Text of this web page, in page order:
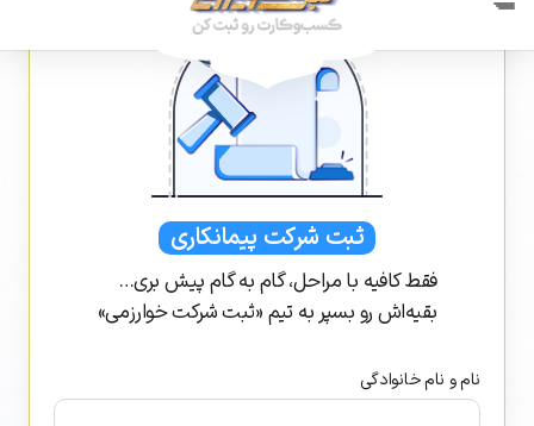
ثبت شرکت پیمانکاری
فقط کافیه با مراحل، گام به گام پیش بری…
بقیه‌اش رو بسپر به تیم «ثبت شرکت خوارزمی»
نام و نام خانوادگی